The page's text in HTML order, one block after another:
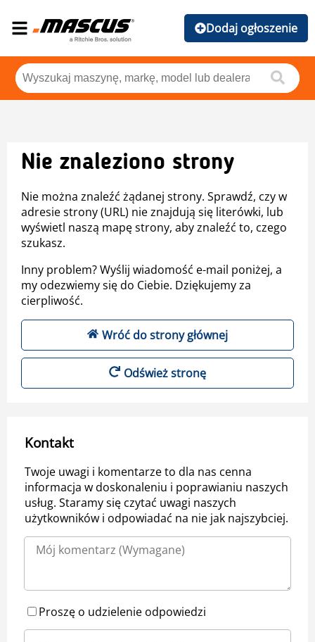
Dodaj ogłoszenie
Nie znaleziono strony
Nie można znaleźć żądanej strony. Sprawdź, czy w
adresie strony (URL) nie znajdują się literówki, lub
wyświetl naszą mapę strony, aby znaleźć to, czego
szukasz.
Inny problem? Wyślij wiadomość e-mail poniżej, a
my odezwiemy się do Ciebie. Dziękujemy za
cierpliwość.
Wróć do strony głównej
Odśwież stronę
Kontakt
Twoje uwagi i komentarze to dla nas cenna
informacja w doskonaleniu i poprawianiu naszych
usług. Staramy się czytać uwagi naszych
użytkowników i odpowiadać na nie jak najszybciej.
Proszę o udzielenie odpowiedzi